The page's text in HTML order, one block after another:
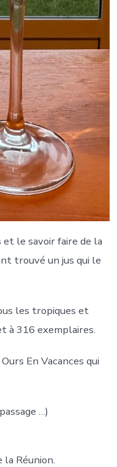
et le savoir faire de la
trouvé un jus qui le
les tropiques et
à 316 exemplaires.
En Vacances qui
…)
la Réunion.